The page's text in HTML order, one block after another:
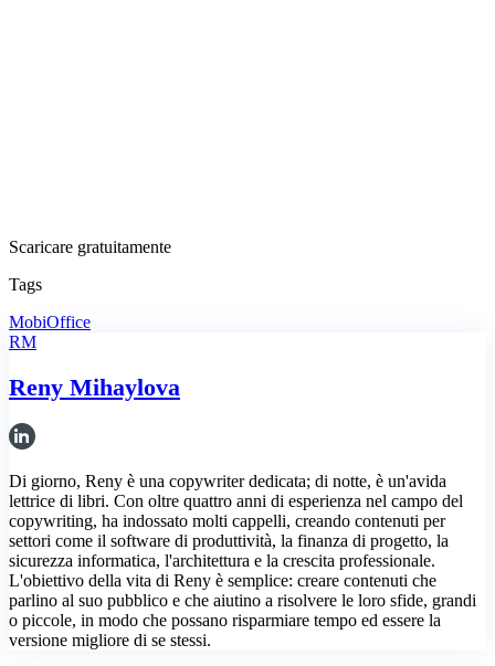
Scaricare gratuitamente
Tags
MobiOffice
RM
Reny Mihaylova
Di giorno, Reny è una copywriter dedicata; di notte, è un'avida
lettrice di libri. Con oltre quattro anni di esperienza nel campo del
copywriting, ha indossato molti cappelli, creando contenuti per
settori come il software di produttività, la finanza di progetto, la
sicurezza informatica, l'architettura e la crescita professionale.
L'obiettivo della vita di Reny è semplice: creare contenuti che
parlino al suo pubblico e che aiutino a risolvere le loro sfide, grandi
o piccole, in modo che possano risparmiare tempo ed essere la
versione migliore di se stessi.